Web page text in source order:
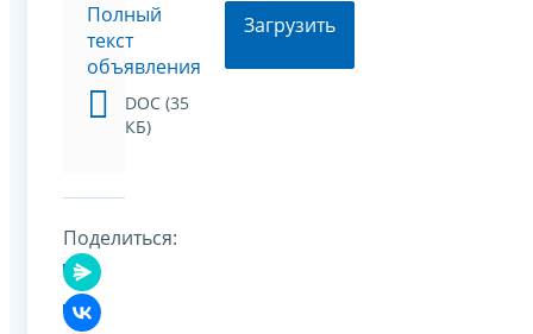
Полный
текст
объявления
DOC (35
КБ)
Загрузить
Поделиться: